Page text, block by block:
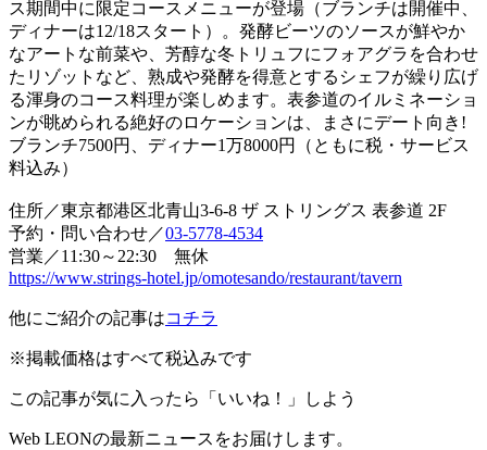
ス期間中に限定コースメニューが登場（ブランチは開催中、
ディナーは12/18スタート）。発酵ビーツのソースが鮮やか
なアートな前菜や、芳醇な冬トリュフにフォアグラを合わせ
たリゾットなど、熟成や発酵を得意とするシェフが繰り広げ
る渾身のコース料理が楽しめます。表参道のイルミネーショ
ンが眺められる絶好のロケーションは、まさにデート向き!
ブランチ7500円、ディナー1万8000円（ともに税・サービス
料込み）
住所／東京都港区北青山3-6-8 ザ ストリングス 表参道 2F
予約・問い合わせ／03-5778-4534
営業／11:30～22:30 無休
https://www.strings-hotel.jp/omotesando/restaurant/tavern
他にご紹介の記事はコチラ
※掲載価格はすべて税込みです
この記事が気に入ったら「いいね！」しよう
Web LEONの最新ニュースをお届けします。